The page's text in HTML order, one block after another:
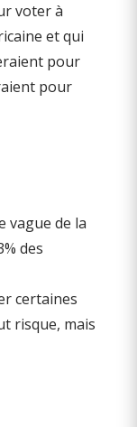
voter à
et qui
pour
pour
vague de la
des
certaines
risque, mais